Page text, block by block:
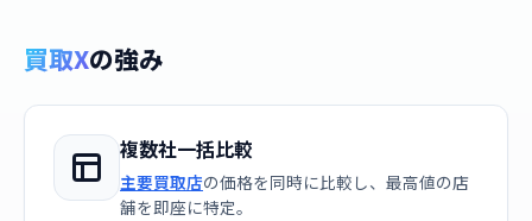
買取Xの強み
複数社一括比較
主要買取店の価格を同時に比較し、最高値の店
舗を即座に特定。